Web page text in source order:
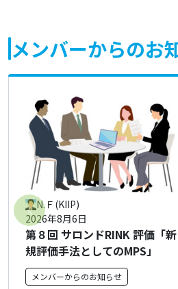
メンバーからのお
第８回 サロンドRINK 評価「新
規評価手法としてのMPS」
2026年8月6日
N.Ｆ(KIIP)
メンバーからのお知らせ